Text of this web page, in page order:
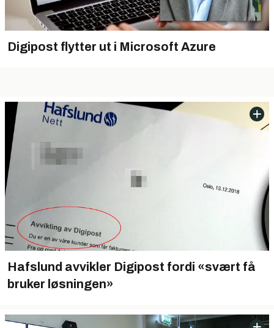
Digipost flytter ut i Microsoft Azure
Hafslund avvikler Digipost fordi «svært få
bruker løsningen»